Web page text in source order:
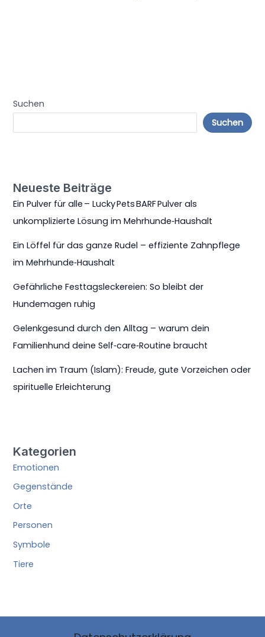
Suchen
Suchen
Neueste Beiträge
Ein Pulver für alle – Lucky Pets BARF Pulver als
unkomplizierte Lösung im Mehrhunde‑Haushalt
Ein Löffel für das ganze Rudel – effiziente Zahnpflege
im Mehrhunde‑Haushalt
Gefährliche Festtagsleckereien: So bleibt der
Hundemagen ruhig
Gelenkgesund durch den Alltag – warum dein
Familienhund deine Self‑care‑Routine braucht
Lachen im Traum (Islam): Freude, gute Vorzeichen oder
spirituelle Erleichterung
Kategorien
Emotionen
Gegenstände
Orte
Personen
Symbole
Tiere